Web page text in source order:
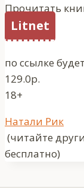
Прочитать
Litnet
по ссылке
129.0р.
18+
Метки
записи:
Натали Рик
(читайте
бесплатно)